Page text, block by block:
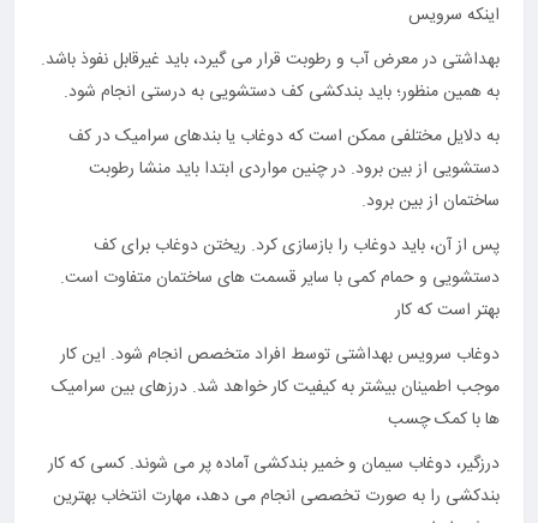
اینکه سرویس
بهداشتی در معرض آب و رطوبت قرار می گیرد، باید غیرقابل نفوذ باشد.
به همین منظور؛ باید بندکشی کف دستشویی به درستی انجام شود.
به دلایل مختلفی ممکن است که دوغاب یا بندهای سرامیک در کف
دستشویی از بین برود. در چنین مواردی ابتدا باید منشا رطوبت
ساختمان از بین برود.
پس از آن، باید دوغاب را بازسازی کرد. ریختن دوغاب برای کف
دستشویی و حمام کمی با سایر قسمت های ساختمان متفاوت است.
بهتر است که کار
دوغاب سرویس بهداشتی توسط افراد متخصص انجام شود. این کار
موجب اطمینان بیشتر به کیفیت کار خواهد شد. درزهای بین سرامیک
ها با کمک چسب
درزگیر، دوغاب سیمان و خمیر بندکشی آماده پر می شوند. کسی که کار
بندکشی را به صورت تخصصی انجام می دهد، مهارت انتخاب بهترین